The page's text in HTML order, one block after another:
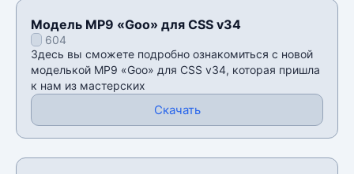
Модель MP9 «Goo» для CSS v34
604
Здесь вы сможете подробно ознакомиться с новой
моделькой MP9 «Goo» для CSS v34, которая пришла
к нам из мастерских
Скачать